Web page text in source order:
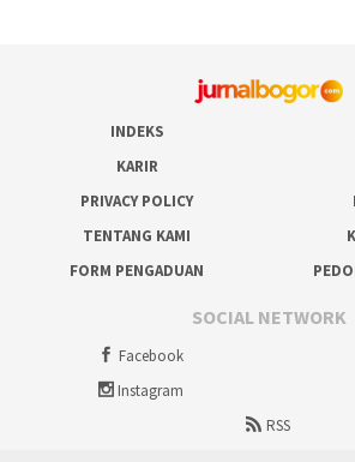
INDEKS
KARIR
PRIVACY POLICY
TENTANG KAMI
FORM PENGADUAN
SOCIAL NETWORK
Facebook
Instagram
RSS